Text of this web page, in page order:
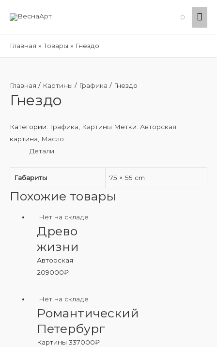
0
Главная Товары Гнездо
Главная / Картины / Графика / Гнездо
Гнездо
Категории: Графика, Картины Метки: Авторская
картина, Масло
Детали
Габариты 75 × 55 cm
Похожие товары
Нет на складе
Древо
жизни
Авторская
209000₽
Нет на складе
Романтический
Петербург
Картины337000₽